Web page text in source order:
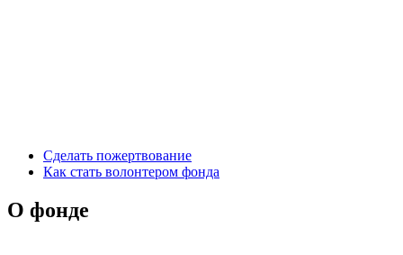
Сделать пожертвование
Как стать волонтером фонда
О фонде